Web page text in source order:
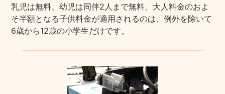
乳児は無料、幼児は同伴2人まで無料、大人料金のおよ
そ半額となる子供料金が適用されるのは、例外を除いて
6歳から12歳の小学生だけです。